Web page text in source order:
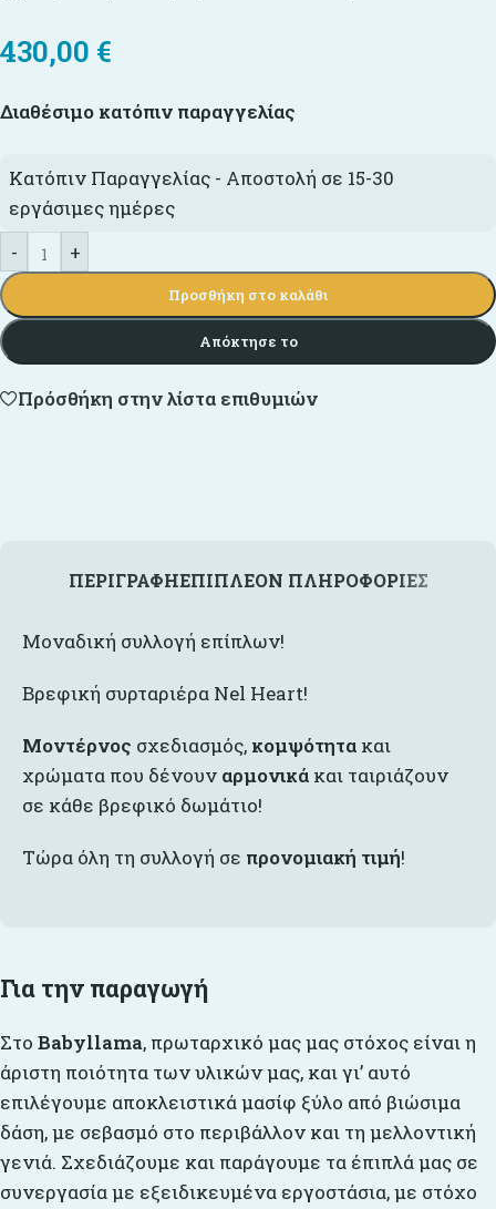
430,00 €
Διαθέσιμο κατόπιν παραγγελίας
Κατόπιν Παραγγελίας - Αποστολή σε 15-30
εργάσιμες ημέρες
-
+
Προσθήκη στο καλάθι
Απόκτησε το
Πρόσθήκη στην λίστα επιθυμιών
ΠΕΡΙΓΡΑΦΉΕΠΙΠΛΈΟΝ ΠΛΗΡΟΦΟΡΊΕΣ
Μοναδική συλλογή επίπλων!
Βρεφική συρταριέρα Nel Heart!
Μοντέρνος σχεδιασμός, κομψότητα και
χρώματα που δένουν αρμονικά και ταιριάζουν
σε κάθε βρεφικό δωμάτιο!
Τώρα όλη τη συλλογή σε προνομιακή τιμή!
Για την παραγωγή
Στο Babyllama, πρωταρχικό μας μας στόχος είναι η
άριστη ποιότητα των υλικών μας, και γι’ αυτό
επιλέγουμε αποκλειστικά μασίφ ξύλο από βιώσιμα
δάση, με σεβασμό στο περιβάλλον και τη μελλοντική
γενιά. Σχεδιάζουμε και παράγουμε τα έπιπλά μας σε
συνεργασία με εξειδικευμένα εργοστάσια, με στόχο